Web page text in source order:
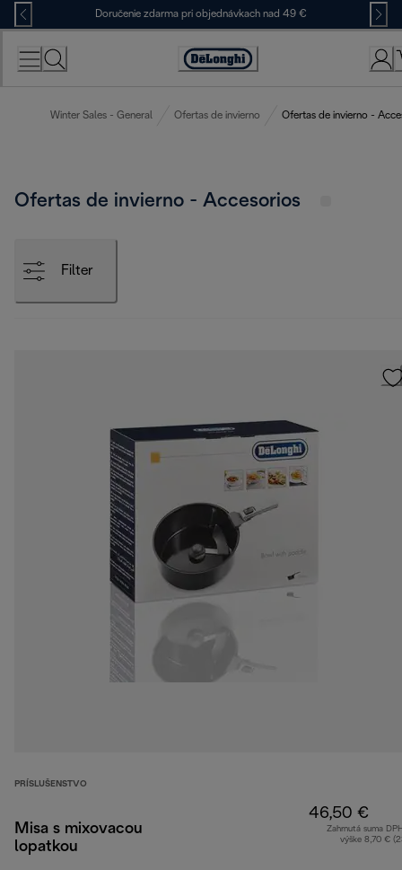
Skip
to
Content
Doručenie zdarma pri objednávkach nad 49 €
Accessibility
Winter Sales - General Ofertas de invierno Ofertas de invierno -
Ofertas de invierno - Accesorios
Filter
PRÍSLUŠENSTVO
Misa s mixovacou
lopatkou
46,50 €
Zahrnutá suma
výške 8,70 €